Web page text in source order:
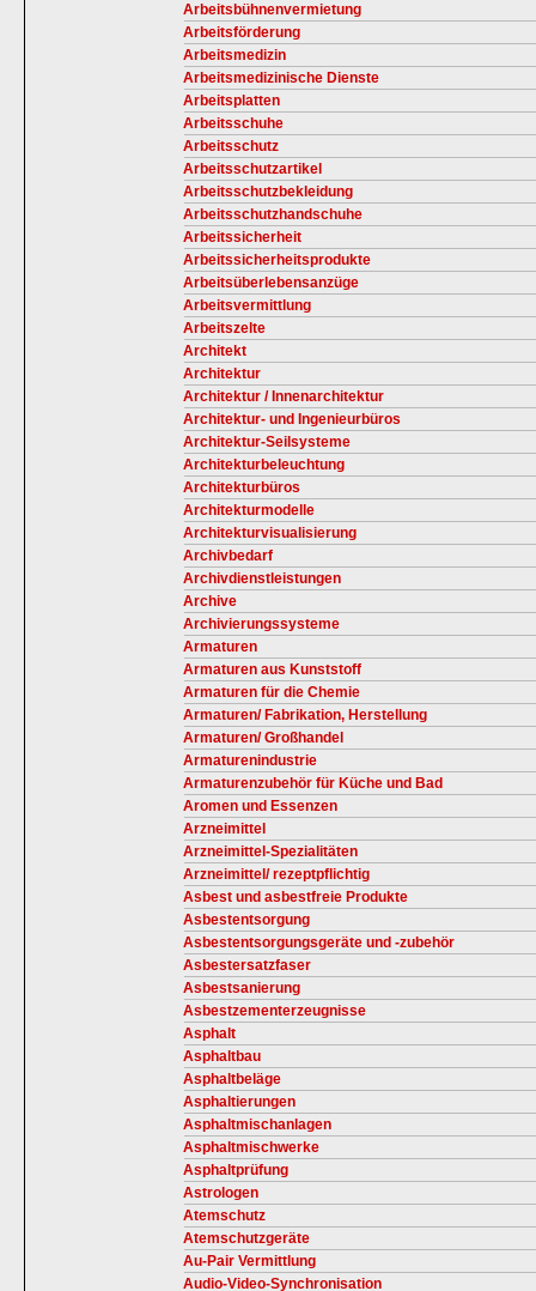
Arbeitsbühnenvermietung
Arbeitsförderung
Arbeitsmedizin
Arbeitsmedizinische Dienste
Arbeitsplatten
Arbeitsschuhe
Arbeitsschutz
Arbeitsschutzartikel
Arbeitsschutzbekleidung
Arbeitsschutzhandschuhe
Arbeitssicherheit
Arbeitssicherheitsprodukte
Arbeitsüberlebensanzüge
Arbeitsvermittlung
Arbeitszelte
Architekt
Architektur
Architektur / Innenarchitektur
Architektur- und Ingenieurbüros
Architektur-Seilsysteme
Architekturbeleuchtung
Architekturbüros
Architekturmodelle
Architekturvisualisierung
Archivbedarf
Archivdienstleistungen
Archive
Archivierungssysteme
Armaturen
Armaturen aus Kunststoff
Armaturen für die Chemie
Armaturen/ Fabrikation, Herstellung
Armaturen/ Großhandel
Armaturenindustrie
Armaturenzubehör für Küche und Bad
Aromen und Essenzen
Arzneimittel
Arzneimittel-Spezialitäten
Arzneimittel/ rezeptpflichtig
Asbest und asbestfreie Produkte
Asbestentsorgung
Asbestentsorgungsgeräte und -zubehör
Asbestersatzfaser
Asbestsanierung
Asbestzementerzeugnisse
Asphalt
Asphaltbau
Asphaltbeläge
Asphaltierungen
Asphaltmischanlagen
Asphaltmischwerke
Asphaltprüfung
Astrologen
Atemschutz
Atemschutzgeräte
Au-Pair Vermittlung
Audio-Video-Synchronisation